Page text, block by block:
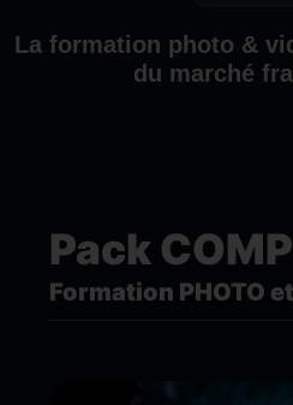
La formation photo &
du marché
Pack
Formation PHOTO